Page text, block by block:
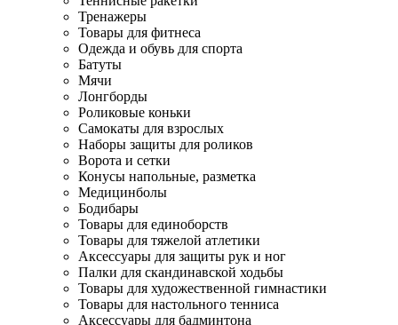
Тренажеры
Товары для фитнеса
Одежда и обувь для спорта
Батуты
Мячи
Лонгборды
Роликовые коньки
Самокаты для взрослых
Наборы защиты для роликов
Ворота и сетки
Конусы напольные, разметка
Медицинболы
Бодибары
Товары для единоборств
Товары для тяжелой атлетики
Аксессуары для защиты рук и ног
Палки для скандинавской ходьбы
Товары для художественной гимнастики
Товары для настольного тенниса
Аксессуары для бадминтона